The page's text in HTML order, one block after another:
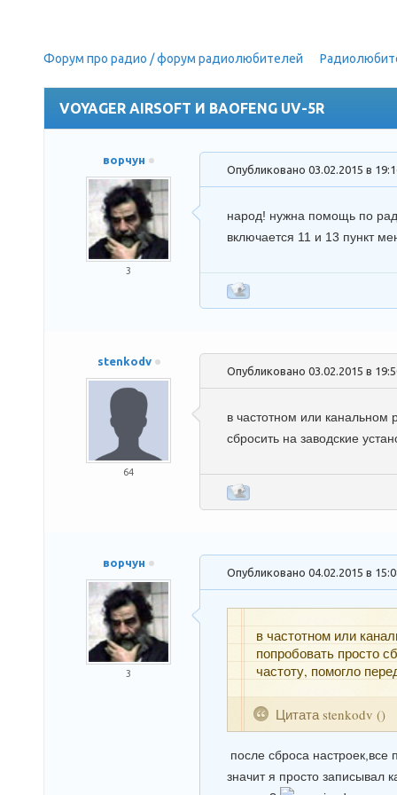
Форум про радио / форум радиолюбителей
VOYAGER AIRSOFT И BAOFENG UV-5R
ворчун
3
Опубликовано 03.02.2015 в
народ! нужна помощь по
включается 11 и 13 пункт
stenkodv
64
Опубликовано 03.02.2015 в
в частотном или канальном
сбросить на заводские
ворчун
3
Опубликовано 04.02.2015 в
Цитата stenkodv ()
в частотном или
попробовать просто
частоту, помогло
после сброса
значит я просто записывал